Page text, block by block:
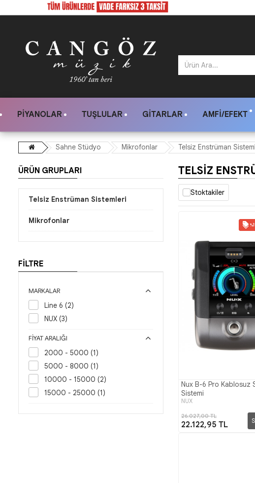
PIYANOLAR TUŞLULAR GITARLAR AMFI/EFEKT
Sahne Stüdyo Mikrofonlar Telsiz Enstrüman
ÜRÜN GRUPLARI
Telsiz Enstrüman Sistemleri
Mikrofonlar
FİLTRE
MARKALAR
Line 6 (2)
NUX (3)
FIYAT ARALIĞI
2000 - 5000 (1)
5000 - 8000 (1)
10000 - 15000 (2)
15000 - 25000 (1)
TELSIZ
Stoktakiler
Nux B-6 Pro Kablosuz
Sistemi
NUX
26.027,00 TL
22.122,95 TL